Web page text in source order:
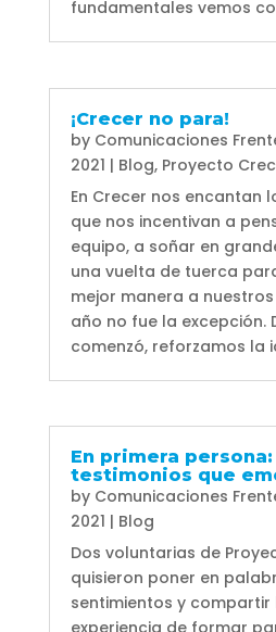
fundamentales vemos
¡Crecer no para!
by Comunicaciones
2021 | Blog, Proyecto
En Crecer nos encantan
que nos incentivan a
equipo, a soñar en
una vuelta de tuerca
mejor manera a
año no fue la excepción.
comenzó, reforzamos la
En primera
testimonios que
by Comunicaciones
2021 | Blog
Dos voluntarias de
quisieron poner en
sentimientos y compartir
experiencia de formar